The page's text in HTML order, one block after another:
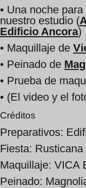
• Una noche
nuestro estudio (
Edificio Ancora)
• Maquillaje de
• Peinado de
• Prueba de
• (El video y el
Créditos
Preparativos:
Fiesta:
Maquillaje: VICA
Peinado: